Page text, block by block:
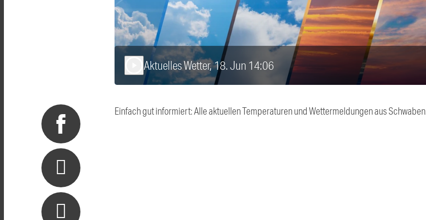
Aktuelles Wetter, 18. Jun 14:06
Einfach gut informiert: Alle aktuellen Temperaturen und Wettermeldungen aus Schwaben.